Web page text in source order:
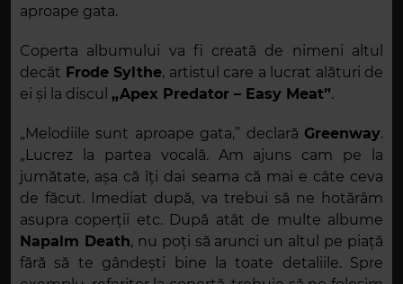
aproape gata.
Coperta albumului va fi creată de nimeni altul
decât Frode Sylthe, artistul care a lucrat alături de
ei și la discul „Apex Predator – Easy Meat”.
„Melodiile sunt aproape gata,” declară Greenway.
„Lucrez la partea vocală. Am ajuns cam pe la
jumătate, așa că îți dai seama că mai e câte ceva
de făcut. Imediat după, va trebui să ne hotărâm
asupra coperții etc. După atât de multe albume
Napalm Death, nu poți să arunci un altul pe piață
fără să te gândești bine la toate detaliile. Spre